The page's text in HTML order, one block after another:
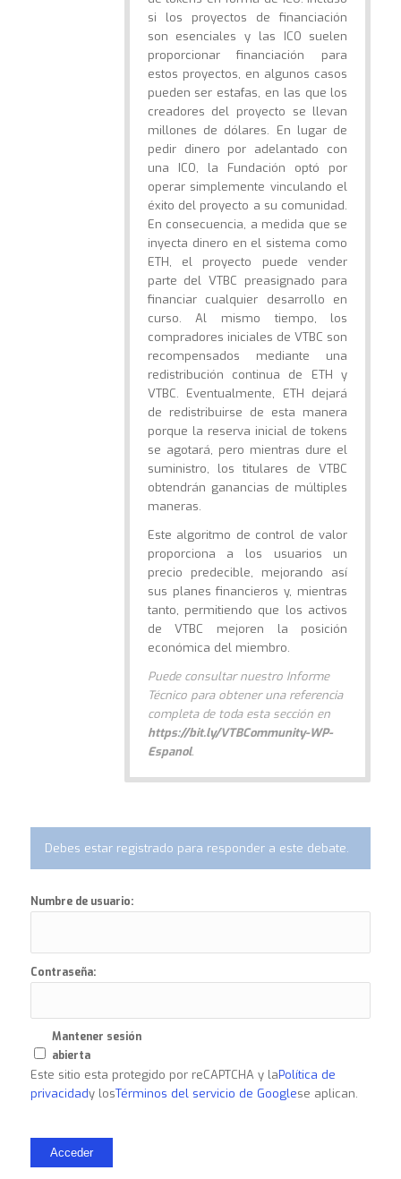
si los proyectos de financiación
son esenciales y las ICO suelen
proporcionar financiación para
estos proyectos, en algunos casos
pueden ser estafas, en las que los
creadores del proyecto se llevan
millones de dólares. En lugar de
pedir dinero por adelantado con
una ICO, la Fundación optó por
operar simplemente vinculando el
éxito del proyecto a su comunidad.
En consecuencia, a medida que se
inyecta dinero en el sistema como
ETH, el proyecto puede vender
parte del VTBC preasignado para
financiar cualquier desarrollo en
curso. Al mismo tiempo, los
compradores iniciales de VTBC son
recompensados mediante una
redistribución continua de ETH y
VTBC. Eventualmente, ETH dejará
de redistribuirse de esta manera
porque la reserva inicial de tokens
se agotará, pero mientras dure el
suministro, los titulares de VTBC
obtendrán ganancias de múltiples
maneras.
Este algoritmo de control de valor
proporciona a los usuarios un
precio predecible, mejorando así
sus planes financieros y, mientras
tanto, permitiendo que los activos
de VTBC mejoren la posición
económica del miembro.
Puede consultar nuestro Informe
Técnico para obtener una referencia
completa de toda esta sección en
https://bit.ly/VTBCommunity-WP-
Espanol.
Debes estar registrado para responder a este debate.
Numbre de usuario:
Contraseña:
Mantener sesión
abierta
Este sitio esta protegido por reCAPTCHA y laPolítica de
privacidady losTérminos del servicio de Googlese aplican.
Acceder